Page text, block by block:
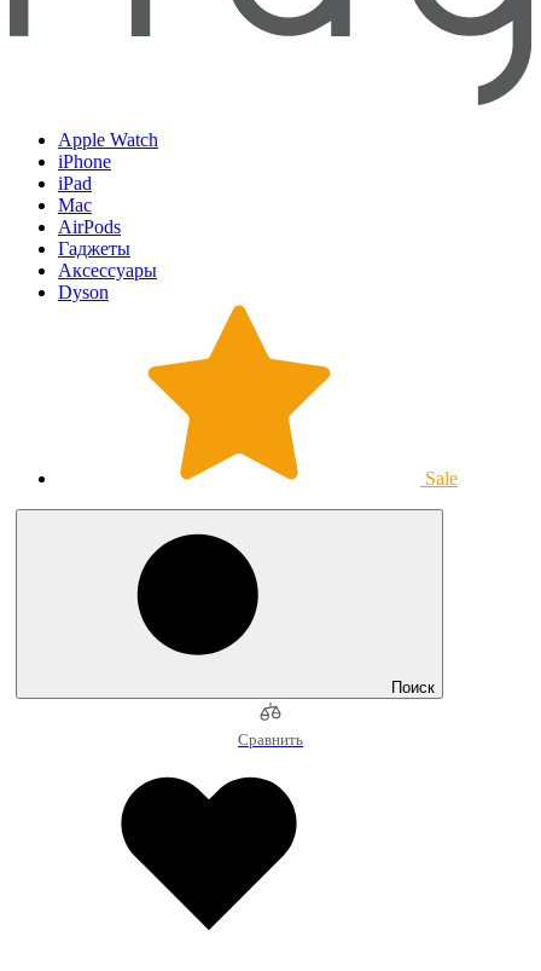
Apple Watch
iPhone
iPad
Mac
AirPods
Гаджеты
Аксессуары
Dyson
Sale
Поиск
Сравнить